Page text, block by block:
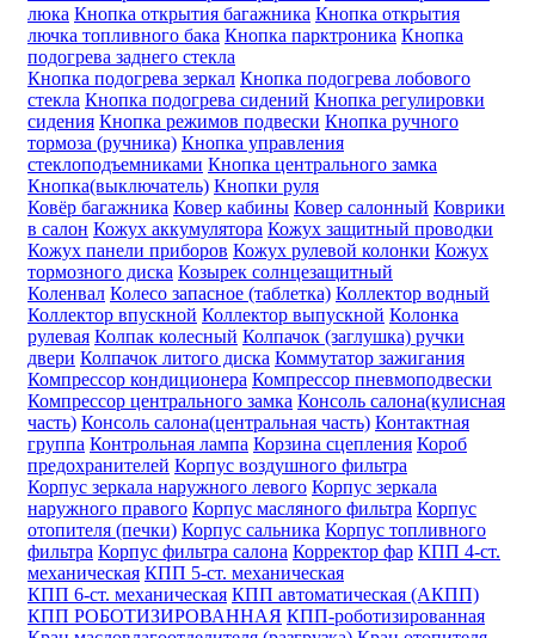
люка Кнопка открытия багажника Кнопка открытия
лючка топливного бака Кнопка парктроника Кнопка
подогрева заднего стекла
Кнопка подогрева зеркал Кнопка подогрева лобового
стекла Кнопка подогрева сидений Кнопка регулировки
сидения Кнопка режимов подвески Кнопка ручного
тормоза (ручника) Кнопка управления
стеклоподъемниками Кнопка центрального замка
Кнопка(выключатель) Кнопки руля
Ковёр багажника Ковер кабины Ковер салонный Коврики
в салон Кожух аккумулятора Кожух защитный проводки
Кожух панели приборов Кожух рулевой колонки Кожух
тормозного диска Козырек солнцезащитный
Коленвал Колесо запасное (таблетка) Коллектор водный
Коллектор впускной Коллектор выпускной Колонка
рулевая Колпак колесный Колпачок (заглушка) ручки
двери Колпачок литого диска Коммутатор зажигания
Компрессор кондиционера Компрессор пневмоподвески
Компрессор центрального замка Консоль салона(кулисная
часть) Консоль салона(центральная часть) Контактная
группа Контрольная лампа Корзина сцепления Короб
предохранителей Корпус воздушного фильтра
Корпус зеркала наружного левого Корпус зеркала
наружного правого Корпус масляного фильтра Корпус
отопителя (печки) Корпус сальника Корпус топливного
фильтра Корпус фильтра салона Корректор фар КПП 4-ст.
механическая КПП 5-ст. механическая
КПП 6-ст. механическая КПП автоматическая (АКПП)
КПП РОБОТИЗИРОВАННАЯ КПП-роботизированная